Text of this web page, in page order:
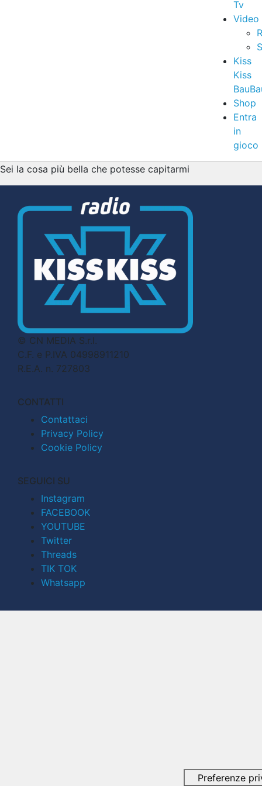
Tv
Video
Kiss
Kiss
Shop
Entra
in
gioco
Sei la cosa più bella che potesse capitarmi
© CN MEDIA S.r.l.
C.F. e P.IVA 04998911210
R.E.A. n. 727803
CONTATTI
Contattaci
Privacy Policy
Cookie Policy
SEGUICI SU
Instagram
FACEBOOK
YOUTUBE
Twitter
Threads
TIK TOK
Whatsapp